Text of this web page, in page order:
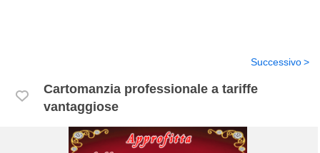
Cartomanzia professionale a tariffe
vantaggiose
Successivo